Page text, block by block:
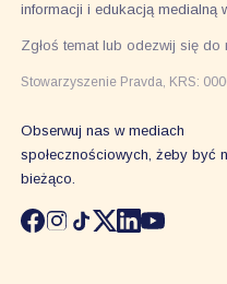
informacji i edukacją medialną
Zgłoś temat lub odezwij się
Stowarzyszenie Pravda, KRS:
Obserwuj nas w mediach
społecznościowych, żeby być
bieżąco.